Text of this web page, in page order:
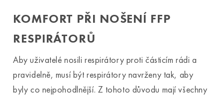
KOMFORT PŘI NOŠENÍ FFP
RESPIRÁTORŮ
Aby uživatelé nosili respirátory proti částicím rádi a
pravidelně, musí být respirátory navrženy tak, aby
byly co nejpohodlnější. Z tohoto důvodu mají všechny